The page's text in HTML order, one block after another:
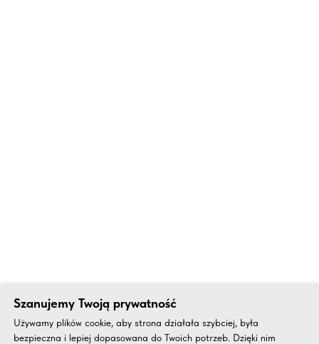
Szanujemy Twoją prywatność
Używamy plików cookie, aby strona działała szybciej, była
bezpieczna i lepiej dopasowana do Twoich potrzeb. Dzięki nim